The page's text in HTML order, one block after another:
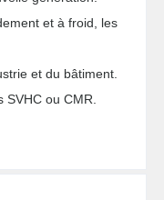
et à froid, les
et du bâtiment.
ou CMR.